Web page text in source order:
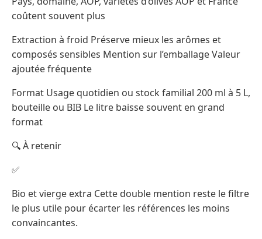
coûtent souvent plus
Extraction à froid Préserve mieux les arômes et
composés sensibles Mention sur l’emballage Valeur
ajoutée fréquente
Format Usage quotidien ou stock familial 200 ml à 5 L,
bouteille ou BIB Le litre baisse souvent en grand
format
🔍 À retenir
✅
Bio et vierge extra Cette double mention reste le filtre
le plus utile pour écarter les références les moins
convaincantes.